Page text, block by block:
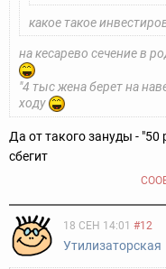
какое такое
на кесарево сечение в
"4 тыс жена берет на
ходу
Да от такого зануды - "50
сбегит
18 СЕН 14:01 #12
Утилизаторская